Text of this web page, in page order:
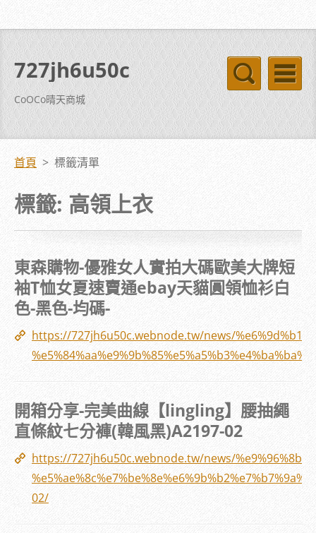
727jh6u50c
CoOCo晴天商城
首頁 > 標籤清單
標籤: 高領上衣
東森購物-優雅女人實拍大碼歐美大牌短
袖T恤女夏速賣通ebay天貓圓領恤衫白
色-黑色-均碼-
https://727jh6u50c.webnode.tw/news/
開箱分享-完美曲線【lingling】腰抽繩
直條紋七分褲(韓風黑)A2197-02
https://727jh6u50c.webnode.tw/news/
02/